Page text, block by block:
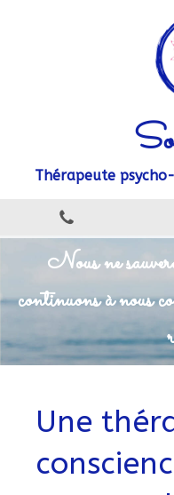
Thérapeute
Nous ne
continuons à nous
Une